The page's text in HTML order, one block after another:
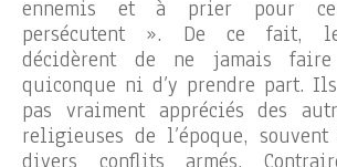
ennemis et à prier pour
persécutent ». De ce fait,
décidèrent de ne jamais
quiconque ni d’y prendre part.
pas vraiment appréciés des
religieuses de l’époque, souvent